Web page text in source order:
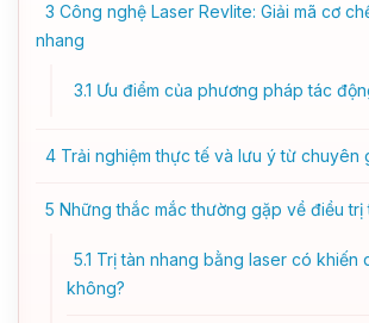
3 Công nghệ Laser Revlite: Giải mã cơ
nhang
3.1 Ưu điểm của phương pháp tác
4 Trải nghiệm thực tế và lưu ý từ chuyên
5 Những thắc mắc thường gặp về điều trị
5.1 Trị tàn nhang bằng laser có khiến
không?